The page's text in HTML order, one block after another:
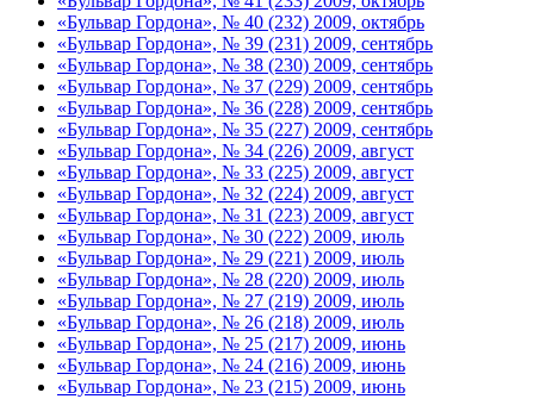
«Бульвар Гордона», № 40 (232) 2009, октябрь
«Бульвар Гордона», № 39 (231) 2009, сентябрь
«Бульвар Гордона», № 38 (230) 2009, сентябрь
«Бульвар Гордона», № 37 (229) 2009, сентябрь
«Бульвар Гордона», № 36 (228) 2009, сентябрь
«Бульвар Гордона», № 35 (227) 2009, сентябрь
«Бульвар Гордона», № 34 (226) 2009, август
«Бульвар Гордона», № 33 (225) 2009, август
«Бульвар Гордона», № 32 (224) 2009, август
«Бульвар Гордона», № 31 (223) 2009, август
«Бульвар Гордона», № 30 (222) 2009, июль
«Бульвар Гордона», № 29 (221) 2009, июль
«Бульвар Гордона», № 28 (220) 2009, июль
«Бульвар Гордона», № 27 (219) 2009, июль
«Бульвар Гордона», № 26 (218) 2009, июль
«Бульвар Гордона», № 25 (217) 2009, июнь
«Бульвар Гордона», № 24 (216) 2009, июнь
«Бульвар Гордона», № 23 (215) 2009, июнь